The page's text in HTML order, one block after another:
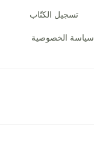
تسجيل الكتّاب
سياسة الخصوصية